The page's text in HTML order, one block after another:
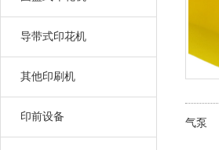
导带式印花机
其他印刷机
印前设备
气泵